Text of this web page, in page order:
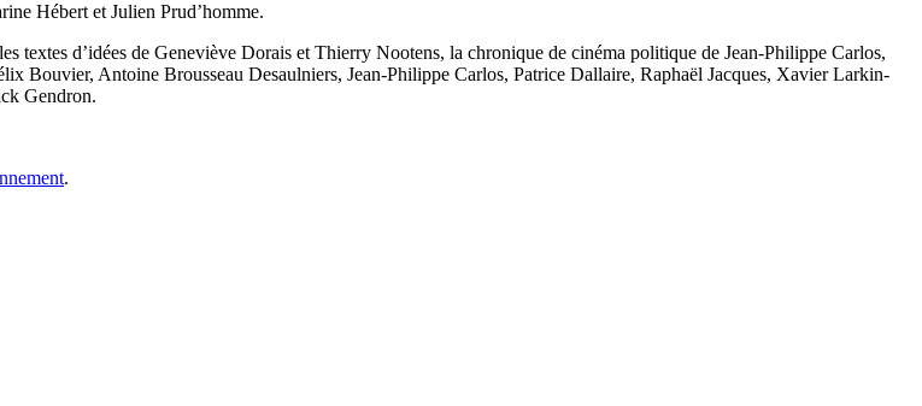
Hébert et Julien Prud’homme.
textes d’idées de Geneviève Dorais et Thierry Nootens, la chronique de cinéma politique de Jean-Philippe Carlos,
Bouvier, Antoine Brousseau Desaulniers, Jean-Philippe Carlos, Patrice Dallaire, Raphaël Jacques, Xavier Larkin-
Gendron.
.